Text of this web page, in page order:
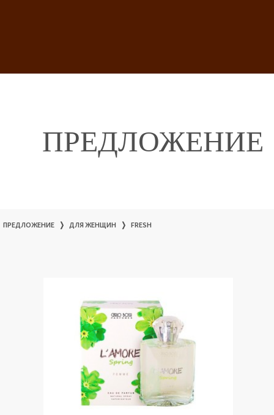
ПРЕДЛОЖЕНИЕ
ПРЕДЛОЖЕНИЕ ❭ ДЛЯ ЖЕНЩИН ❭ FRESH